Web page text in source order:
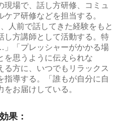
現場で、話し方研修、コミュ
ア研修などを担当する。
人前で話してきた経験をもと
し方講師として活動する。特
「プレッシャーがかかる場
思うように伝えられな
方に、いつでもリラックス
指導する。「誰もが自分に自
お届けしている。
果：